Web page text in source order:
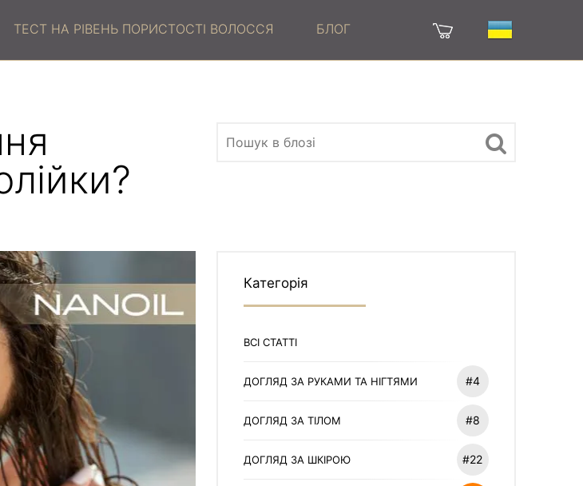
ТЕСТ НА РІВЕНЬ ПОРИСТОСТІ ВОЛОССЯ БЛОГ
Категорія
ВСІ СТАТТІ
ДОГЛЯД ЗА РУКАМИ ТА НІГТЯМИ #4
ДОГЛЯД ЗА ТІЛОМ #8
ДОГЛЯД ЗА ШКІРОЮ #22